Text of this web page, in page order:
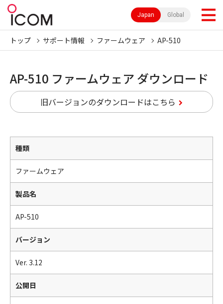
Japan Global
トップ サポート情報 ファームウェア AP-510
AP-510 ファームウェア ダウンロード
旧バージョンのダウンロードはこちら
種類
ファームウェア
製品名
AP-510
バージョン
Ver. 3.12
公開日